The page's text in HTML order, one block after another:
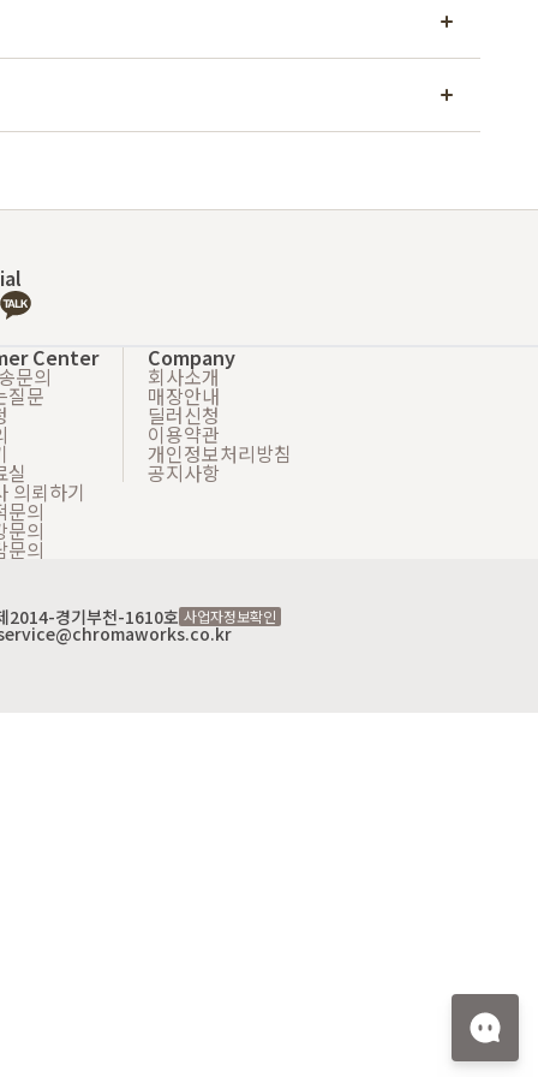
Center
문의
질문
실
의뢰하기
문의
문의
문의
Company
회사소개
매장안내
딜러신청
이용약관
개인정보처리방침
공지사항
2014-경기부천-1610호 사업자정보확인